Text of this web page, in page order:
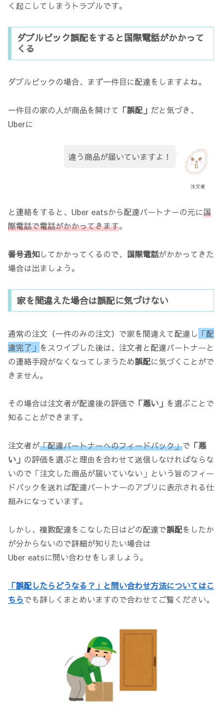
く起こしてしまうトラブルです。
ダブルピック誤配をすると国際電話がかかって
くる
ダブルピックの場合、まず一件目に配達をしますよね。
一件目の家の人が商品を開けて 「誤配」 だと気づき、
Uberに
注文者
違う商品が届いていますよ！
と連絡をすると、Uber eatsから配達パートナーの元に国
際電話で電話がかかってきます。
番号通知してかかってくるので、 国際電話がかかってきた
場合は出ましょう。
家を間違えた場合は誤配に気づけない
通常の注文（一件のみの注文）で家を間違えて配達し 「配
達完了」 をスワイプした後は、注文者と配達パートナーと
の連絡手段がなくなってしまうため誤配に気づくことがで
きません。
その場合は注文者が配達後の評価で 「悪い」 を選ぶことで
知ることができます。
注文者が「配達パートナーへのフィードバック」で 「悪
い」 の評価を選ぶと理由を合わせて送信しなければならな
いので「注文した商品が届いていない」という旨のフィー
ドバックを送れば配達パートナーのアプリに表示される仕
組みになっています。
しかし、複数配達をこなした日はどの配達で誤配をしたか
が分からないので詳細が知りたい場合は
Uber eatsに問い合わせをしましょう。
「誤配したらどうなる？」と問い合わせ方法についてはこ
ちらでも詳しくまとめいますので合わせてご覧ください。